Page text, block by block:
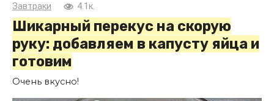
Завтраки 4.1к.
Шикарный перекус на скорую
руку: добавляем в капусту яйца и
готовим
Очень вкусно!